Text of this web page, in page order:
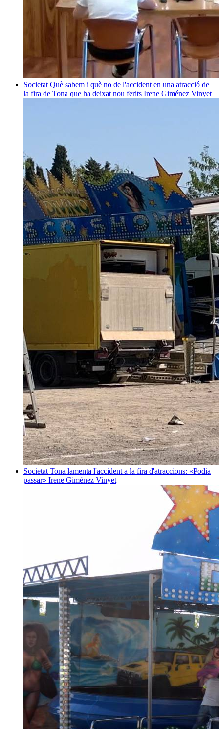
Societat Què sabem i què no de l'accident en una atracció de
la fira de Tona que ha deixat nou ferits Irene Giménez Vinyet
Societat Tona lamenta l'accident a la fira d'atraccions: «Podia
passar» Irene Giménez Vinyet